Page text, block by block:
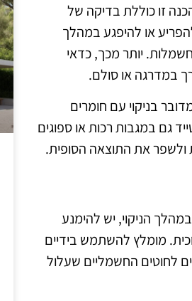
זו כוללת בדיקה של
או להיפגע במהלך
יותר מכך, כדאי
במדרגה או סולם.
בניקוי עם חומרים
גם במגבות רכות או ספוגים
ולשפר את התוצאה הסופית.
הניקוי, יש להימנע
מומלץ להשתמש בידיים
לחוטים החשמליים שעלול